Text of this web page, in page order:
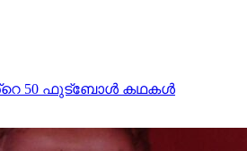
50 ഫുട്ബോൾ കഥകൾ